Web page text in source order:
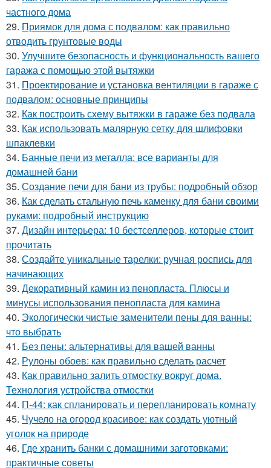
частного дома
29. Приямок для дома с подвалом: как правильно
отводить грунтовые воды
30. Улучшите безопасность и функциональность вашего
гаража с помощью этой вытяжки
31. Проектирование и установка вентиляции в гараже с
подвалом: основные принципы
32. Как построить схему вытяжки в гараже без подвала
33. Как использовать малярную сетку для шлифовки
шпаклевки
34. Банные печи из металла: все варианты для
домашней бани
35. Создание печи для бани из трубы: подробный обзор
36. Как сделать стальную печь каменку для бани своими
руками: подробный инструкцию
37. Дизайн интерьера: 10 бестселлеров, которые стоит
прочитать
38. Создайте уникальные тарелки: ручная роспись для
начинающих
39. Декоративный камин из пенопласта. Плюсы и
минусы использования пенопласта для камина
40. Экологически чистые заменители пены для ванны:
что выбрать
41. Без пены: альтернативы для вашей ванны
42. Рулоны обоев: как правильно сделать расчет
43. Как правильно залить отмостку вокруг дома.
Технология устройства отмостки
44. П-44: как спланировать и перепланировать комнату
45. Чучело на огород красивое: как создать уютный
уголок на природе
46. Где хранить банки с домашними заготовками:
практичные советы